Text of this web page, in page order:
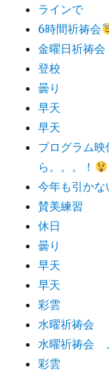
ラインで
6時間祈祷会
金曜日祈祷会
登校
曇り
早天
早天
プログラム映
ら。。。！
今年も引かな
賛美練習
休日
曇り
早天
早天
彩雲
水曜祈祷会
水曜祈祷会
彩雲